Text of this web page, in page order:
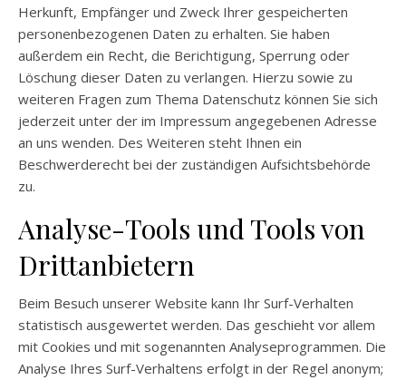
Herkunft, Empfänger und Zweck Ihrer gespeicherten
personenbezogenen Daten zu erhalten. Sie haben
außerdem ein Recht, die Berichtigung, Sperrung oder
Löschung dieser Daten zu verlangen. Hierzu sowie zu
weiteren Fragen zum Thema Datenschutz können Sie sich
jederzeit unter der im Impressum angegebenen Adresse
an uns wenden. Des Weiteren steht Ihnen ein
Beschwerderecht bei der zuständigen Aufsichtsbehörde
zu.
Analyse-Tools und Tools von
Drittanbietern
Beim Besuch unserer Website kann Ihr Surf-Verhalten
statistisch ausgewertet werden. Das geschieht vor allem
mit Cookies und mit sogenannten Analyseprogrammen. Die
Analyse Ihres Surf-Verhaltens erfolgt in der Regel anonym;